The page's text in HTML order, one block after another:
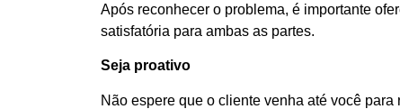
Após reconhecer o problema, é importante
satisfatória para ambas as partes.
Seja proativo
Não espere que o cliente venha até você